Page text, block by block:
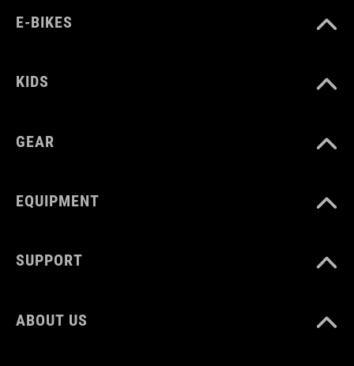
E-BIKES
KIDS
GEAR
EQUIPMENT
SUPPORT
ABOUT US